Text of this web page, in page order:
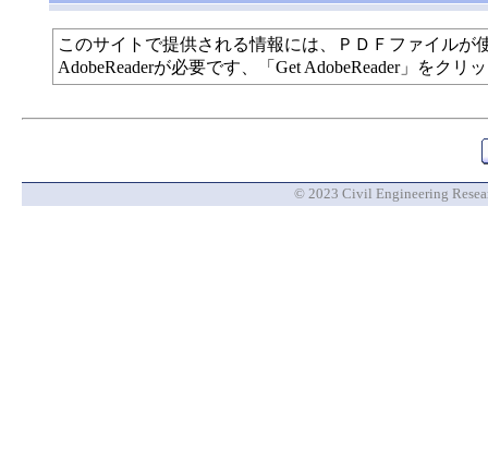
このサイトで提供される情報には、ＰＤＦファイル
AdobeReaderが必要です、「Get AdobeReader」をク
© 2023 Civil Engineering